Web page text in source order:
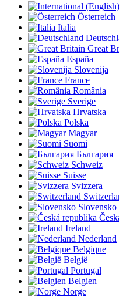
Österreich
Italia
Great
España
Slovenija
France
România
Sverige
Hrvatska
Polska
Magyar
Suomi
България
Schweiz
Suisse
Svizzera
Slovensko
Ireland
Nederland
Belgique
België
Portugal
Belgien
Norge